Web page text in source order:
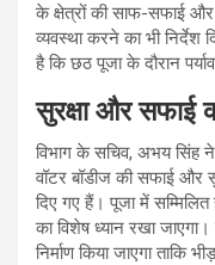
के क्षेत्रों की साफ-सफाई
व्यवस्था करने का भी निर्देश
है कि छठ पूजा के दौरान
सुरक्षा और सफाई
विभाग के सचिव, अभय सिंह ने
वॉटर बॉडीज की सफाई और
दिए गए हैं। पूजा में सम्मिलित
का विशेष ध्यान रखा
निर्माण किया जाएगा ताकि